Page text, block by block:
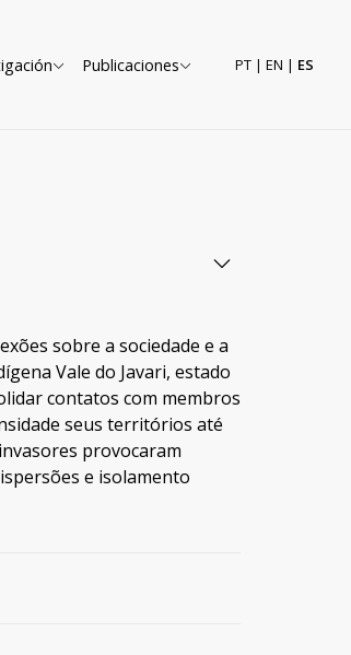
Publicaciones PT| EN | ES
sobre a sociedade e a
Vale do Javari, estado
contatos com membros
seus territórios até
provocaram
e isolamento